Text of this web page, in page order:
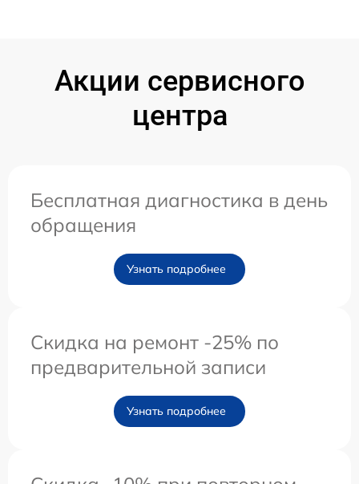
Акции сервисного
центра
Бесплатная диагностика в день
обращения
Узнать подробнее
Скидка на ремонт -25% по
предварительной записи
Узнать подробнее